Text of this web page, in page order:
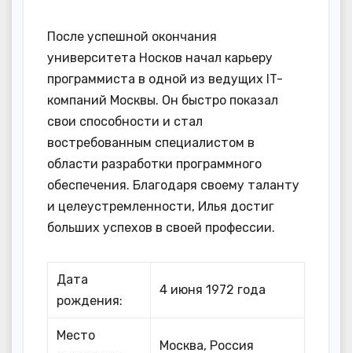
После успешной окончания
университета Носков начал карьеру
программиста в одной из ведущих IT-
компаний Москвы. Он быстро показал
свои способности и стал
востребованным специалистом в
области разработки программного
обеспечения. Благодаря своему таланту
и целеустремленности, Илья достиг
больших успехов в своей профессии.
Дата
рождения:
4 июня 1972 года
Место
Москва, Россия